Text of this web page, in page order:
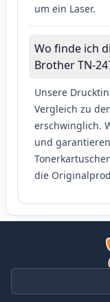
um ein Laser.
Wo finde ich
Brother TN-
Unsere
Vergleich zu
erschwinglich.
und
die